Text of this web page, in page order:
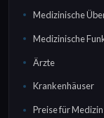
Medizinische
Medizinische
Ärzte
Krankenhäuser
Preise für Medizin